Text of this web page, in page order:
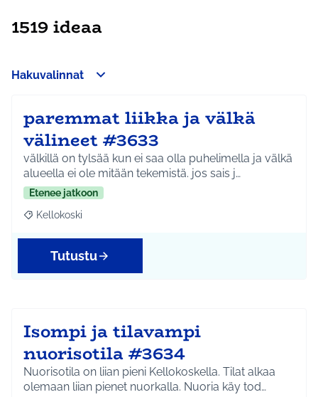
1519 ideaa
Hakuvalinnat
paremmat liikka ja välkä
välineet #3633
välkillä on tylsää kun ei saa olla puhelimella ja välkä
alueella ei ole mitään tekemistä. jos sais j…
Etenee jatkoon
Rajaa tulokset teeman mukaan: Kellokoski
Kellokoski
Tutustu
Isompi ja tilavampi
nuorisotila #3634
Nuorisotila on liian pieni Kellokoskella. Tilat alkaa
olemaan liian pienet nuorkalla. Nuoria käy tod…